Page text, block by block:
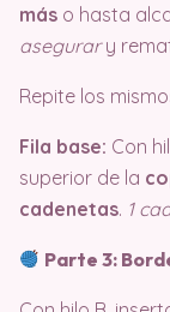
más o hasta
asegurary
Repite los
Fila base: Con
superior de la
cadenetas. 1
Parte 3: